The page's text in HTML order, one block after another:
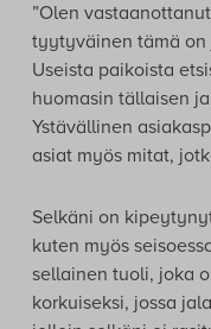
”Olen
tyytyväinen tämä on
Useista paikoista
huomasin tällaisen
Ystävällinen
asiat myös mitat,
Selkäni on
kuten myös
sellainen tuoli, joka
korkuiseksi, jossa